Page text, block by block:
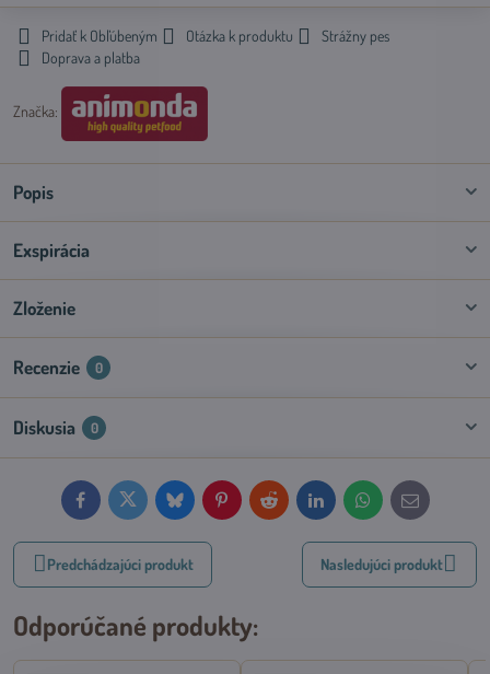
Pridať k Obľúbeným Otázka k produktu
Strážny pes
Doprava a platba
Značka:
Popis
Exspirácia
Zloženie
Recenzie 0
Diskusia 0
FacebookTwitter BlueskyPinterestReddit LinkedInWhatsApp
E-
mail
Predchádzajúci produkt Nasledujúci produkt
Odporúčané produkty: